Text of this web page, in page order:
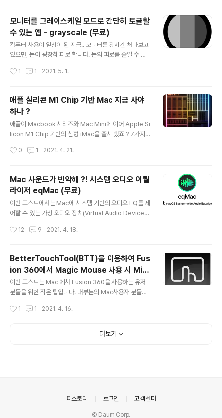
게 되는 "앱 메뉴"들과 중첩되는 결과를 초래하기도 합니
다. 특히 화면이 작은 MacBook을 사용하는 사용자들이
이런 문제를 겪을 확률이 높습니다. 메뉴바의 오른쪽을 기
준으로 순차적으로 배치되게 되는 앱 아이콘들 중에는 필
요에 의해 실행은 되지만, 아주 가끔씩 사용되는 아이콘들
만 차지할 뿐, 실제적인 도움이 되지 않습니다. 오늘 소개해
모니터를 그레이스케일 모드로 간단히 토글할
수 있는 엡 - grayscale (무료)
컴퓨터 사용이 일상이 된 지금.. 모니터를 장시간 처다보고
있으면, 눈이 굉장히 피로 합니다. 눈의 피로를 줄일 수 있
sacle 즉 흑백모드로 사용하곤 합니다. macOS 특히, 최
와 같습니다. 우선, 시스템 환경설정에서 "손쉬운 사용"으
로 들어 갑니다. 다음, 디스플레이를 선택하고, 색상필터 탭
에서 필터유형을 "흑백 모드"로 선택한 후 "색상 필터 활성
화"를 체크해 주면 됩니다. 이렇게 하면, 모니터 화면이 색
상 정보가 빠진 즉, saturation이 0인 흑백 화면으로 전환
보면, 마치 흑백신문을 보는 것 같은데 눈의 피로..
1 1 2021. 5. 1.
애플 실리콘 M1 Chip 기반 Mac 지금 사야
하나 ?
애플이 Macbook 시리즈와 Mac Mini에 이어 Apple Si
licon M1 Chip 기반의 신형 iMac을 출시 했죠 ? 7가지
라는 것이 좀 아쉽고.. 컬러풀해진 것은 좋은데, 디자인은
하는 의문이 드는데.. 아직은 전체 라인업을 M1 기반 Mac
으로 바꾸는데는 문제가 있습니다. 재고처리 문제도 좀 있
을테고.. 암튼, 이번 포스트에서는 신형 iMac을 이야기 하
려는 것은 아니고.. M1 Chip이 탑재된 Mac을 과연 지금
구매하거나 업그레이드를 하는 것이 좋을까 ? 와 관련된 것
와 앱들은 M1 Chip에..
0 1 2021. 4. 21.
Mac 사운드가 빈약해 ?! 시스템 오디오 이퀄
라이저 eqMac (무료)
이번 포스트에서는 Mac에 시스템 기반의 오디오 EQ를 제
어할 수 있는 가상 오디오 장치(Virtual Audio Device)
인 오디오 플레이어는 뭐니 해도 애플의 "음악" 앱이죠. 음
악"앱에 제한적으로 사용되는 이퀄라이저 일 뿐, 시스템 전
반적인 EQ를 지원해 주지는 않습니다. Mac에서 오디오
출력으로 나오는 모든 소리에 일괄적으로 EQ를 적용하려
면, 별도의 앱을 설치해 주워야 합니다. 대표적인 앱으로 B
공개된 Open Source 무료 앱이며, 최신버전 및 앱..
12 9 2021. 4. 18.
BetterTouchTool(BTT)을 이용하여 Fus
ion 360에서 Magic Mouse 사용 시 Mid
dle Button 대응 방법
이번 포스트는 Mac 에서 Fusion 360을 사용하는 유저
분들을 위한 작은 팁입니다. 대부분의 Mac사용자 분들은
Mouse는 Middle Button(가운데 버튼 혹은 휠버튼)을
문이죠.. 즉, (Wheel)휠 기능은 대응을 하지만, 휠 버튼 기
1 1 2021. 4. 16.
더보기
티스토리 로그인 고객센터
© Daum Corp.